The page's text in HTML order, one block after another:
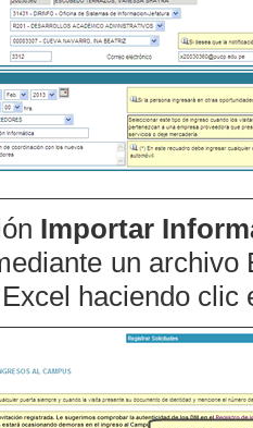
Importar
un
haciendo clic